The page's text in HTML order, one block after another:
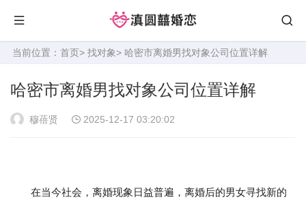
当前位置： 首页> 找对象> 哈密市离婚男找对象公司位置详解
哈密市离婚男找对象公司位置详解
穆蓓贤 2025-12-17 03:20:02
在当今社会，离婚现象日益普遍，离婚后的男女寻找新的